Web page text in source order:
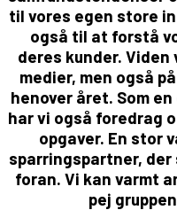
til vores egen store
også til at forstå
deres kunder. Viden
medier, men også
henover året. Som
har vi også foredrag
opgaver. En stor
sparringspartner,
foran. Vi kan varmt
pej